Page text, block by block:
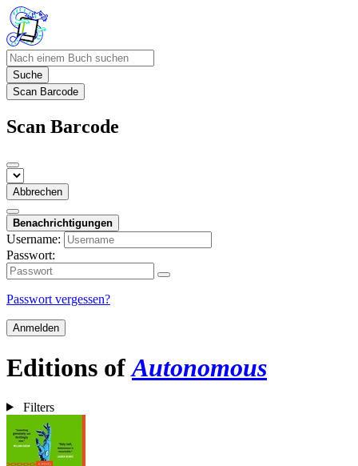
Suche
Scan Barcode
Scan Barcode
Abbrechen
Benachrichtigungen
Username:
Passwort:
Passwort vergessen?
Anmelden
Editions ofAutonomous
Filters